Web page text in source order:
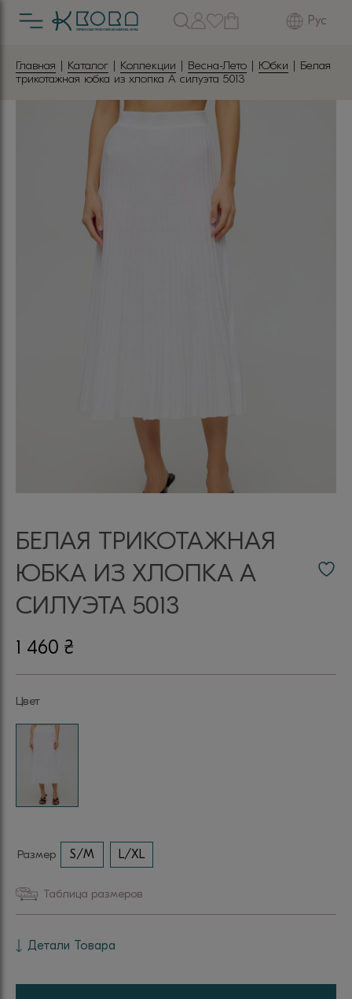
Рус
Главная | Каталог | Коллекции | Весна-Лето | Юбки | Белая
трикотажная юбка из хлопка А силуэта 5013
БЕЛАЯ ТРИКОТАЖНАЯ
ЮБКА ИЗ ХЛОПКА А
СИЛУЭТА 5013
1 460 ₴
Цвет
Размер S/M L/XL
Таблица размеров
Детали Товара